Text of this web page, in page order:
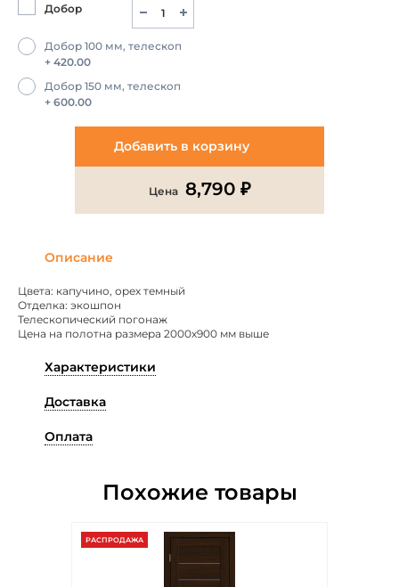
Добор
Добор 100 мм, телескоп
+ 420.00
Добор 150 мм, телескоп
+ 600.00
Добавить в корзину
Цена 8,790 ₽
Описание
Цвета: капучино, орех темный
Отделка: экошпон
Телескопический погонаж
Цена на полотна размера 2000х900 мм выше
Характеристики
Доставка
Оплата
Похожие товары
РАСПРОДАЖА